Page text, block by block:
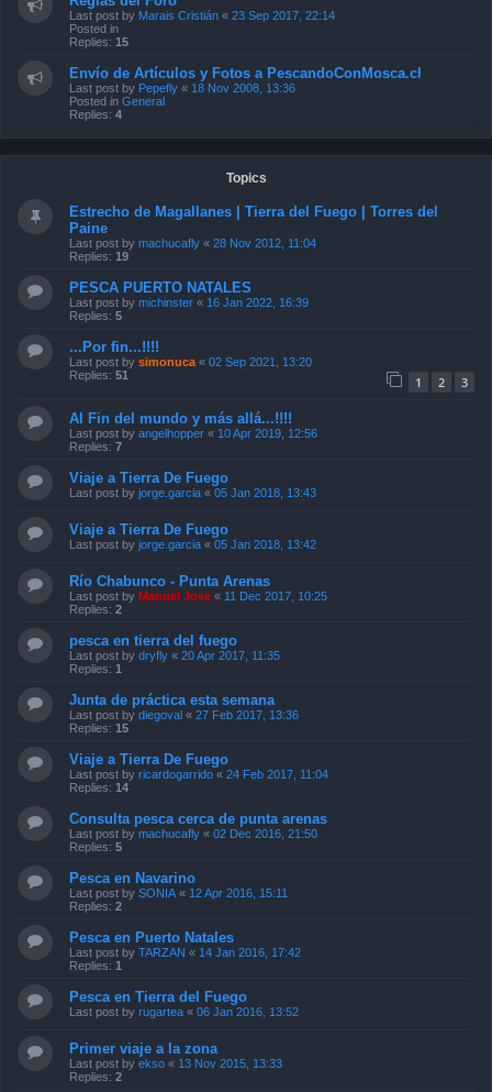
Last post by Marais Cristián « 23 Sep 2017, 22:14
Posted in
Replies: 15
Envío de Artículos y Fotos a PescandoConMosca.cl
Last post by Pepefly « 18 Nov 2008, 13:36
Posted in General
Replies: 4
Topics
Estrecho de Magallanes | Tierra del Fuego | Torres del
Paine
Last post by machucafly « 28 Nov 2012, 11:04
Replies: 19
PESCA PUERTO NATALES
Last post by michinster « 16 Jan 2022, 16:39
Replies: 5
...Por fin...!!!!
Last post by simonuca « 02 Sep 2021, 13:20
Replies: 51 1 2 3
Al Fin del mundo y más allá...!!!!
Last post by angelhopper « 10 Apr 2019, 12:56
Replies: 7
Viaje a Tierra De Fuego
Last post by jorge.garcia « 05 Jan 2018, 13:43
Viaje a Tierra De Fuego
Last post by jorge.garcia « 05 Jan 2018, 13:42
Río Chabunco - Punta Arenas
Last post by Manuel Jose « 11 Dec 2017, 10:25
Replies: 2
pesca en tierra del fuego
Last post by dryfly « 20 Apr 2017, 11:35
Replies: 1
Junta de práctica esta semana
Last post by diegoval « 27 Feb 2017, 13:36
Replies: 15
Viaje a Tierra De Fuego
Last post by ricardogarrido « 24 Feb 2017, 11:04
Replies: 14
Consulta pesca cerca de punta arenas
Last post by machucafly « 02 Dec 2016, 21:50
Replies: 5
Pesca en Navarino
Last post by SONIA « 12 Apr 2016, 15:11
Replies: 2
Pesca en Puerto Natales
Last post by TARZAN « 14 Jan 2016, 17:42
Replies: 1
Pesca en Tierra del Fuego
Last post by rugartea « 06 Jan 2016, 13:52
Primer viaje a la zona
Last post by ekso « 13 Nov 2015, 13:33
Replies: 2